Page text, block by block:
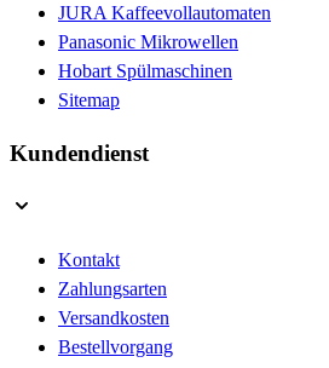
JURA Kaffeevollautomaten
Panasonic Mikrowellen
Hobart Spülmaschinen
Sitemap
Kundendienst
Kontakt
Zahlungsarten
Versandkosten
Bestellvorgang